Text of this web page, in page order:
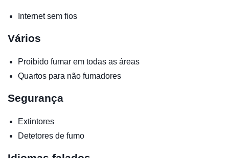
Internet sem fios
Vários
Proibido fumar em todas as áreas
Quartos para não fumadores
Segurança
Extintores
Detetores de fumo